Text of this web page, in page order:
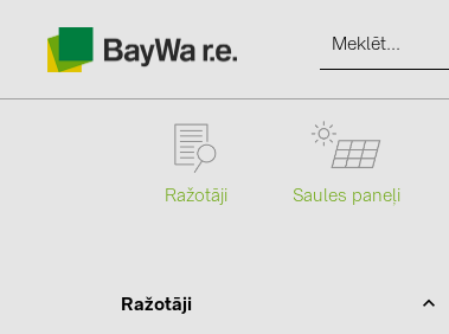
Informācija
Ražotāji Saules paneļi
Ražotāji